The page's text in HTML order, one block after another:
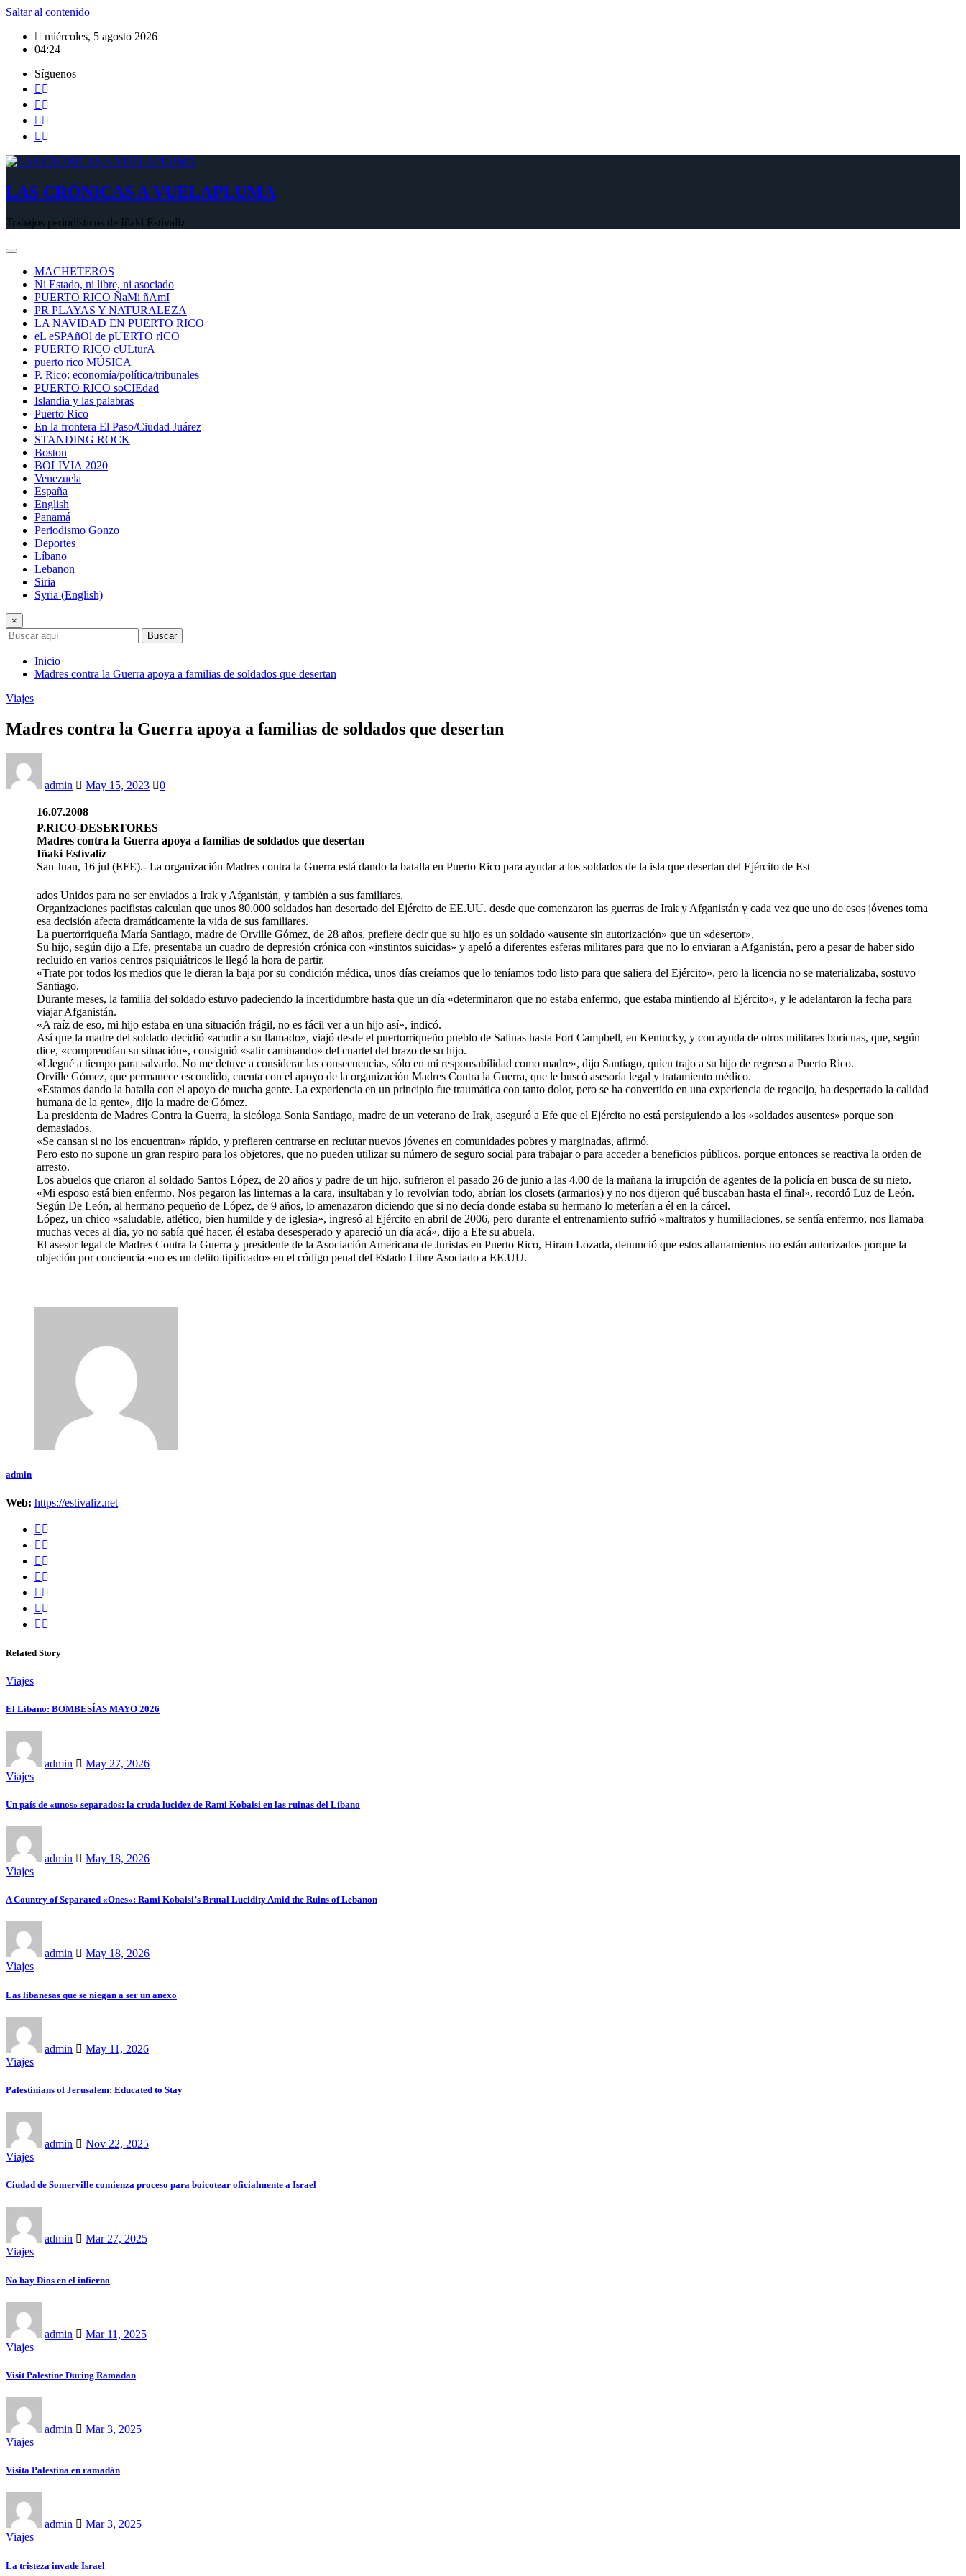
Saltar al contenido
miércoles, 5 agosto 2026
04:24
Síguenos
LAS CRÓNICAS A VUELAPLUMA
Trabajos periodísticos de Iñaki Estívaliz
MACHETEROS
Ni Estado, ni libre, ni asociado
PUERTO RICO ÑaMi ñAmI
PR PLAYAS Y NATURALEZA
LA NAVIDAD EN PUERTO RICO
eL eSPAñOl de pUERTO rICO
PUERTO RICO cULturA
puerto rico MÚSICA
P. Rico: economía/política/tribunales
PUERTO RICO soCIEdad
Islandia y las palabras
Puerto Rico
En la frontera El Paso/Ciudad Juárez
STANDING ROCK
Boston
BOLIVIA 2020
Venezuela
España
English
Panamá
Periodismo Gonzo
Deportes
Líbano
Lebanon
Siria
Syria (English)
×
Buscar
Inicio
Madres contra la Guerra apoya a familias de soldados que desertan
Viajes
Madres contra la Guerra apoya a familias de soldados que desertan
admin May 15, 2023 0
16.07.2008
P.RICO-DESERTORES
Madres contra la Guerra apoya a familias de soldados que desertan
Iñaki Estívaliz
San Juan, 16 jul (EFE).- La organización Madres contra la Guerra está dando la batalla en Puerto Rico para ayudar a los soldados de la isla que desertan del Ejército de Est
ados Unidos para no ser enviados a Irak y Afganistán, y también a sus familiares.
Organizaciones pacifistas calculan que unos 80.000 soldados han desertado del Ejército de EE.UU. desde que comenzaron las guerras de Irak y Afganistán y cada vez que uno de esos jóvenes toma
esa decisión afecta dramáticamente la vida de sus familiares.
La puertorriqueña María Santiago, madre de Orville Gómez, de 28 años, prefiere decir que su hijo es un soldado «ausente sin autorización» que un «desertor».
Su hijo, según dijo a Efe, presentaba un cuadro de depresión crónica con «instintos suicidas» y apeló a diferentes esferas militares para que no lo enviaran a Afganistán, pero a pesar de haber sido
recluido en varios centros psiquiátricos le llegó la hora de partir.
«Trate por todos los medios que le dieran la baja por su condición médica, unos días creíamos que lo teníamos todo listo para que saliera del Ejército», pero la licencia no se materializaba, sostuvo
Santiago.
Durante meses, la familia del soldado estuvo padeciendo la incertidumbre hasta que un día «determinaron que no estaba enfermo, que estaba mintiendo al Ejército», y le adelantaron la fecha para
viajar Afganistán.
«A raíz de eso, mi hijo estaba en una situación frágil, no es fácil ver a un hijo así», indicó.
Así que la madre del soldado decidió «acudir a su llamado», viajó desde el puertorriqueño pueblo de Salinas hasta Fort Campbell, en Kentucky, y con ayuda de otros militares boricuas, que, según
dice, «comprendían su situación», consiguió «salir caminando» del cuartel del brazo de su hijo.
«Llegué a tiempo para salvarlo. No me detuve a considerar las consecuencias, sólo en mi responsabilidad como madre», dijo Santiago, quien trajo a su hijo de regreso a Puerto Rico.
Orville Gómez, que permanece escondido, cuenta con el apoyo de la organización Madres Contra la Guerra, que le buscó asesoría legal y tratamiento médico.
«Estamos dando la batalla con el apoyo de mucha gente. La experiencia en un principio fue traumática con tanto dolor, pero se ha convertido en una experiencia de regocijo, ha despertado la calidad
humana de la gente», dijo la madre de Gómez.
La presidenta de Madres Contra la Guerra, la sicóloga Sonia Santiago, madre de un veterano de Irak, aseguró a Efe que el Ejército no está persiguiendo a los «soldados ausentes» porque son
demasiados.
«Se cansan si no los encuentran» rápido, y prefieren centrarse en reclutar nuevos jóvenes en comunidades pobres y marginadas, afirmó.
Pero esto no supone un gran respiro para los objetores, que no pueden utilizar su número de seguro social para trabajar o para acceder a beneficios públicos, porque entonces se reactiva la orden de
arresto.
Los abuelos que criaron al soldado Santos López, de 20 años y padre de un hijo, sufrieron el pasado 26 de junio a las 4.00 de la mañana la irrupción de agentes de la policía en busca de su nieto.
«Mi esposo está bien enfermo. Nos pegaron las linternas a la cara, insultaban y lo revolvían todo, abrían los closets (armarios) y no nos dijeron qué buscaban hasta el final», recordó Luz de León.
Según De León, al hermano pequeño de López, de 9 años, lo amenazaron diciendo que si no decía donde estaba su hermano lo meterían a él en la cárcel.
López, un chico «saludable, atlético, bien humilde y de iglesia», ingresó al Ejército en abril de 2006, pero durante el entrenamiento sufrió «maltratos y humillaciones, se sentía enfermo, nos llamaba
muchas veces al día, yo no sabía qué hacer, él estaba desesperado y apareció un día acá», dijo a Efe su abuela.
El asesor legal de Madres Contra la Guerra y presidente de la Asociación Americana de Juristas en Puerto Rico, Hiram Lozada, denunció que estos allanamientos no están autorizados porque la
objeción por conciencia «no es un delito tipificado» en el código penal del Estado Libre Asociado a EE.UU.
admin
Web: https://estivaliz.net
Related Story
Viajes
El Líbano: BOMBESÍAS MAYO 2026
admin
May 27, 2026
Viajes
Un país de «unos» separados: la cruda lucidez de Rami Kobaisi en las ruinas del Líbano
admin
May 18, 2026
Viajes
A Country of Separated «Ones»: Rami Kobaisi’s Brutal Lucidity Amid the Ruins of Lebanon
admin
May 18, 2026
Viajes
Las libanesas que se niegan a ser un anexo
admin
May 11, 2026
Viajes
Palestinians of Jerusalem: Educated to Stay
admin
Nov 22, 2025
Viajes
Ciudad de Somerville comienza proceso para boicotear oficialmente a Israel
admin
Mar 27, 2025
Viajes
No hay Dios en el infierno
admin
Mar 11, 2025
Viajes
Visit Palestine During Ramadan
admin
Mar 3, 2025
Viajes
Visita Palestina en ramadán
admin
Mar 3, 2025
Viajes
La tristeza invade Israel